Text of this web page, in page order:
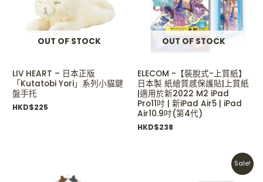
OUT OF STOCK
LIV HEART – 日本正版
「Kutatobi Yori」系列小貓鍵
盤手托
HKD$225
OUT OF STOCK
ELECOM -【裝脫式-上質紙】
日本製 紙繪質感保護貼|上質紙
|適用於新2022 M2 iPad
Pro11吋 | 新iPad Air5 | iPad
Air10.9吋(第4代)
HKD$238
Sale!
Current